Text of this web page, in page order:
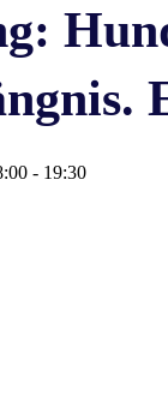
- 19:30